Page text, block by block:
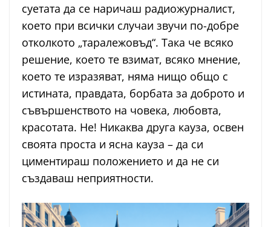
суетата да се наричаш радиожурналист,
което при всички случаи звучи по-добре
отколкото „таралежовъд“. Така че всяко
решение, което те взимат, всяко мнение,
което те изразяват, няма нищо общо с
истината, правдата, борбата за доброто и
съвършенството на човека, любовта,
красотата. Не! Никаква друга кауза, освен
своята проста и ясна кауза – да си
циментираш положението и да не си
създаваш неприятности.